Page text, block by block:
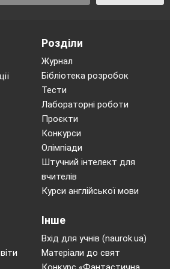
виховання як один з
робота» для
школи; довідник
у повсякденному житті» та
технічна база включає:
професійно-теоретичної
для практичних
господарство (поля, ферма,
Розділи
Журнал
Бібліотека розробок
Тести
Лабораторні роботи
Проєкти
Конкурси
Олімпіади
Штучний інтелект для
вчителів
Курси англійської мови
Інше
Вхід для учнів (naurok.ua)
Матеріали до свят